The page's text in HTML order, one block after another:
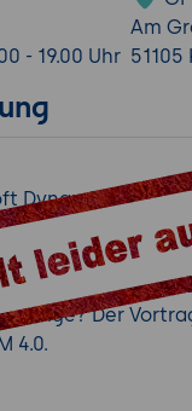
- 19.00 Uhr
Am
Dynamics CRM
bieten Ihnen
Sie
Der
4.0.